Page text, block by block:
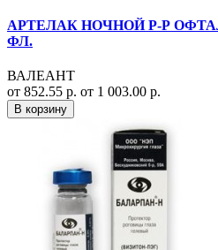
АРТЕЛАК НОЧНОЙ Р-Р
ФЛ.
ВАЛЕАНТ
от 852.55 р. от 1 003.00 р.
В корзину